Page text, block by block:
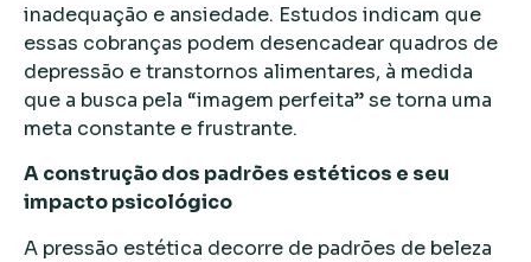
inadequação e ansiedade. Estudos indicam que
essas cobranças podem desencadear quadros de
depressão e transtornos alimentares, à medida
que a busca pela “imagem perfeita” se torna uma
meta constante e frustrante.
A construção dos padrões estéticos e seu
impacto psicológico
A pressão estética decorre de padrões de beleza